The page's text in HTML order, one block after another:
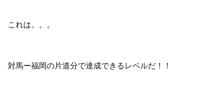
これは。。。
対馬ー福岡の片道分で達成できるレベルだ！！